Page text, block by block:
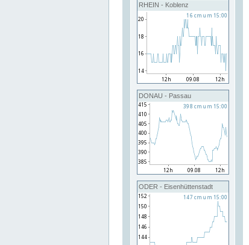
RHEIN - Koblenz
DONAU - Passau
ODER - Eisenhüttenstadt